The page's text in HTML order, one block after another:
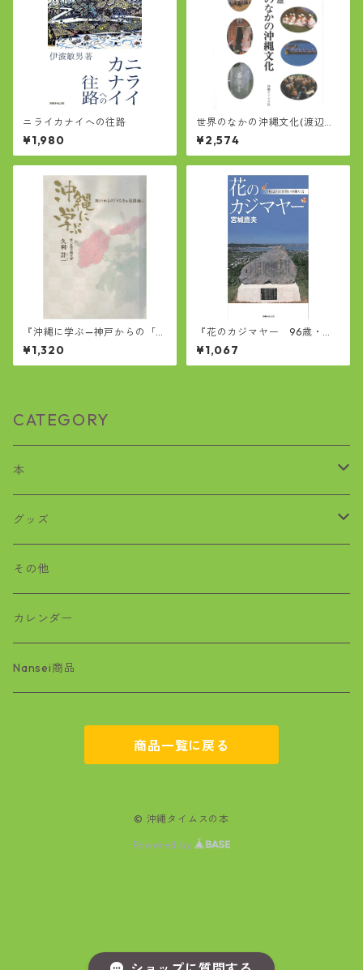
ニライカナイへの往路
¥1,980
世界のなかの沖縄文化(渡辺欣
雄)
¥2,574
『沖縄に学ぶ—神戸からの「う
ちなぁ見聞録」』
¥1,320
『花のカジマヤー 96歳・泣
き笑いの独り言』
¥1,067
CATEGORY
本
歴史
沖縄戦
絵本
基地問題
グッズ
おばぁタイムス
ワラビー
その他
カレンダー
Nansei商品
商品一覧に戻る
© 沖縄タイムスの本
Powered by